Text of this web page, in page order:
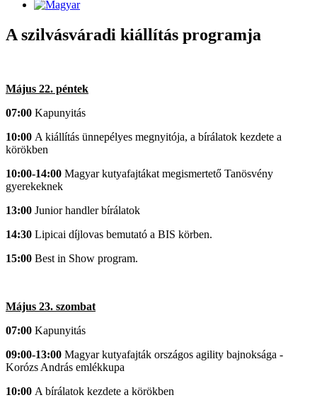
A szilvásváradi kiállítás programja
Május 22. péntek
07:00 Kapunyitás
10:00 A kiállítás ünnepélyes megnyitója, a bírálatok kezdete a
körökben
10:00-14:00 Magyar kutyafajtákat megismertető Tanösvény
gyerekeknek
13:00 Junior handler bírálatok
14:30 Lipicai díjlovas bemutató a BIS körben.
15:00 Best in Show program.
Május 23. szombat
07:00 Kapunyitás
09:00-13:00 Magyar kutyafajták országos agility bajnoksága -
Korózs András emlékkupa
10:00 A bírálatok kezdete a körökben